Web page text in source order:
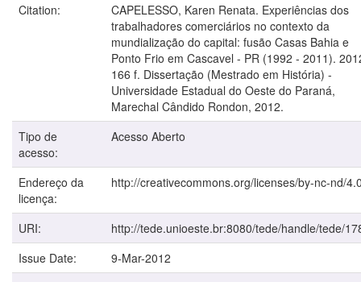
Citation:
CAPELESSO, Karen Renata. Experiências dos
trabalhadores comerciários no contexto da
mundialização do capital: fusão Casas Bahia e
Ponto Frio em Cascavel - PR (1992 - 2011).
166 f. Dissertação (Mestrado em História) -
Universidade Estadual do Oeste do Paraná,
Marechal Cândido Rondon, 2012.
Tipo de
acesso:
Acesso Aberto
Endereço da
licença:
http://creativecommons.org/licenses/by-nc-nd/
URI:
http://tede.unioeste.br:8080/tede/handle/tede/
Issue Date:
9-Mar-2012